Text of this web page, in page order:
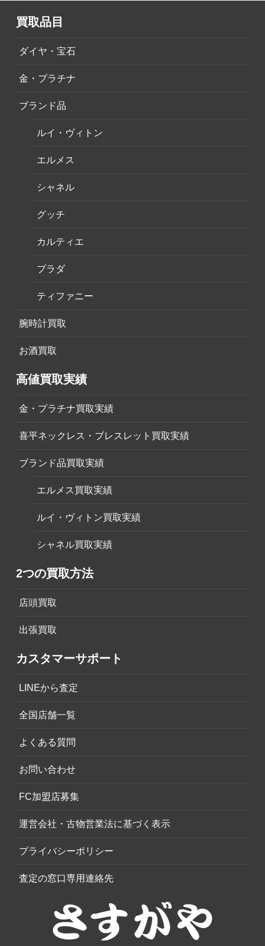
買取品目
ダイヤ・宝石
金・プラチナ
ブランド品
ルイ・ヴィトン
エルメス
シャネル
グッチ
カルティエ
プラダ
ティファニー
腕時計買取
お酒買取
高値買取実績
金・プラチナ買取実績
喜平ネックレス・ブレスレット買取実績
ブランド品買取実績
エルメス買取実績
ルイ・ヴィトン買取実績
シャネル買取実績
2つの買取方法
店頭買取
出張買取
カスタマーサポート
LINEから査定
全国店舗一覧
よくある質問
お問い合わせ
FC加盟店募集
運営会社・古物営業法に基づく表示
プライバシーポリシー
査定の窓口専用連絡先